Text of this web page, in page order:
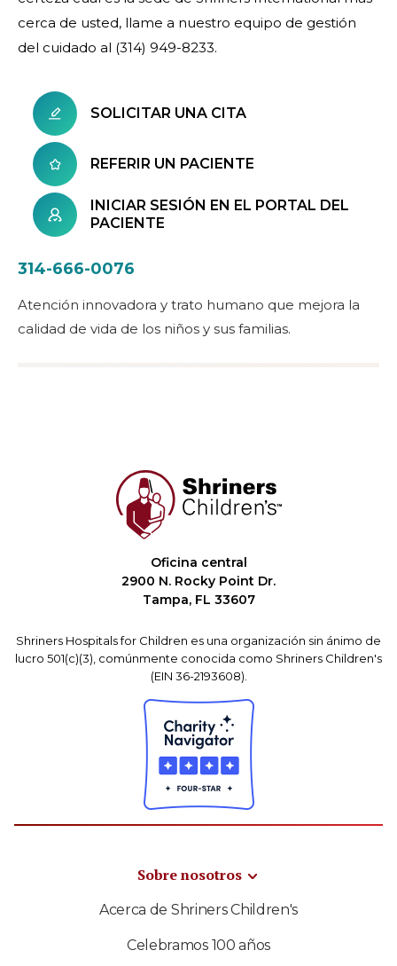
cerca de usted, llame a nuestro equipo de gestión
del cuidado al (314) 949-8233.
SOLICITAR UNA CITA
REFERIR UN PACIENTE
INICIAR SESIÓN EN EL PORTAL DEL
PACIENTE
314-666-0076
Atención innovadora y trato humano que mejora la
calidad de vida de los niños y sus familias.
Oficina central
2900 N. Rocky Point Dr.
Tampa, FL 33607
Shriners Hospitals for Children es una organización sin ánimo de
lucro 501(c)(3), comúnmente conocida como Shriners Children's
(EIN 36-2193608).
Sobre nosotros
Acerca de Shriners Children's
Celebramos 100 años